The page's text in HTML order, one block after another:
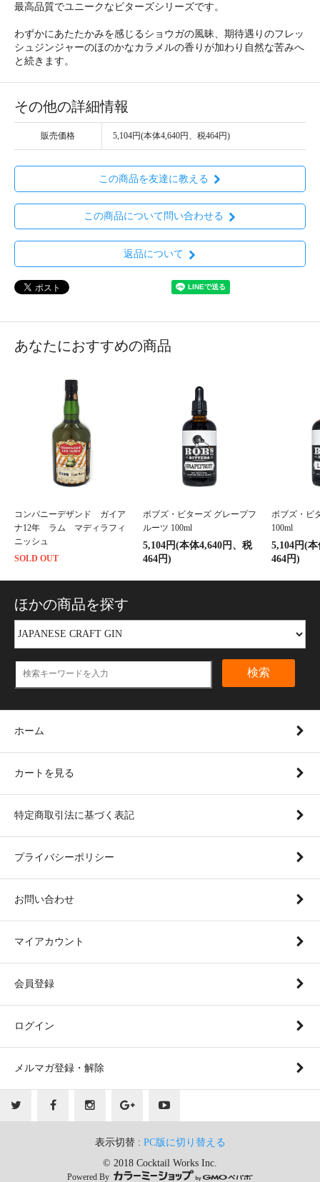
最高品質でユニークなビターズシリーズです。
わずかにあたたかみを感じるショウガの風昧、期待遇りのフレッ
シュジンジャーのほのかなカラメルの香りが加わり自然な苦みへ
と続きます。
その他の詳細情報
販売価格 5,104円(本体4,640円、税464円)
この商品を友達に教える
この商品について問い合わせる
返品について
あなたにおすすめの商品
コンパニーデザンド ガイア
ナ12年 ラム マディラフィ
ニッシュ
SOLD OUT
ボブズ・ビターズ グレープフ
ルーツ 100ml
5,104円(本体4,640円、税
464円)
ボブズ・ビ
100ml
5,104円(
464円)
ほかの商品を探す
検索
ホーム
カートを見る
特定商取引法に基づく表記
プライバシーポリシー
お問い合わせ
マイアカウント
会員登録
ログイン
メルマガ登録・解除
表示切替 : PC版に切り替える
© 2018 Cocktail Works Inc.
Powered By